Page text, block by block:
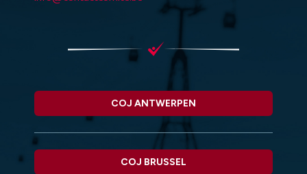
COJ ANTWERPEN
COJ BRUSSEL